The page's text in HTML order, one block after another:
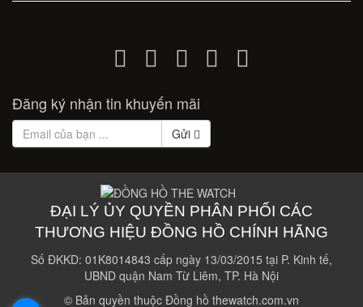
Đăng ký nhận tin khuyến mãi
Gửi
ĐẠI LÝ ỦY QUYỀN PHÂN PHỐI CÁC
THƯƠNG HIỆU ĐỒNG HỒ CHÍNH HÃNG
Số ĐKKD: 01K8014843 cấp ngày 13/03/2015 tại P. Kinh tế,
UBND quận Nam Từ Liêm, TP. Hà Nội
© Bản quyền thuộc Đồng hồ thewatch.com.vn